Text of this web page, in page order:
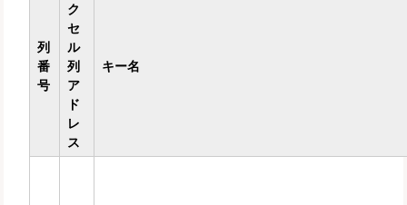
列
番
号
ク
セ
ル
列
ア
ド
レ
ス
キー名